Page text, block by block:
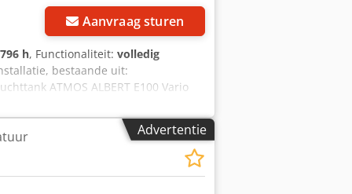
Aanvraag sturen
h, Functionaliteit: volledig
bestaande uit:
ATMOS ALBERT E100 Vario
2006 Motorvermogen: 13 kW
Gebruiksuren: 22.796 Gewicht: 180
Inbegrepen: Persluchttank ATMOS
Relatief weinig
+ droogfilter + tank. Ideaal voor
Mogelijkheid om het
Advertentie